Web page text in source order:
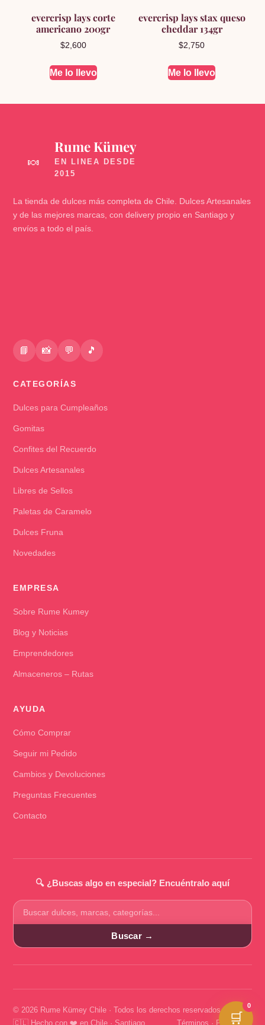
evercrisp lays corte
americano 200gr
$2,600
Me lo llevo
evercrisp lays stax queso
cheddar 134gr
$2,750
Me lo llevo
🍬
Rume Kümey
La tienda de dulces más completa de Chile. Dulces Artesanales
y de las mejores marcas, con delivery propio en Santiago y
envíos a todo el país.
📘 📸 💬 🎵
CATEGORÍAS
Dulces para Cumpleaños
Gomitas
Confites del Recuerdo
Dulces Artesanales
Libres de Sellos
Paletas de Caramelo
Dulces Fruna
Novedades
EMPRESA
Sobre Rume Kumey
Blog y Noticias
Emprendedores
Almaceneros – Rutas
AYUDA
Cómo Comprar
Seguir mi Pedido
Cambios y Devoluciones
Preguntas Frecuentes
Contacto
🔍 ¿Buscas algo en especial? Encuéntralo aquí
Buscar
productos
Buscar →
© 2026 Rume Kümey Chile · Todos los derechos reservados
🇨🇱 Hecho con ❤️ en Chile · Santiago
Términos · Privacidad
🛒
0